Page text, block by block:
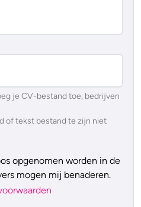
je CV-bestand toe, bedrijven
of tekst bestand te zijn niet
opgenomen worden in de
mogen mij benaderen.